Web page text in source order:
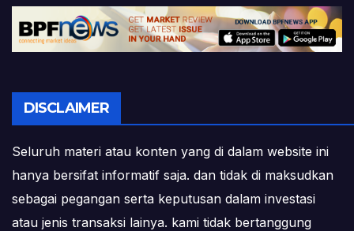
DISCLAIMER
Seluruh materi atau konten yang di dalam website ini
hanya bersifat informatif saja. dan tidak di maksudkan
sebagai pegangan serta keputusan dalam investasi
atau jenis transaksi lainya. kami tidak bertanggung